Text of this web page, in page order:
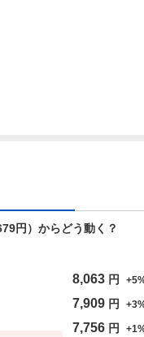
円）からどう動く？
8,063 円 +5
7,909 円 +3
7,756 円 +1